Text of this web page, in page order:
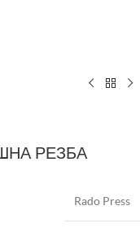
РЕЗБА
Rado Press